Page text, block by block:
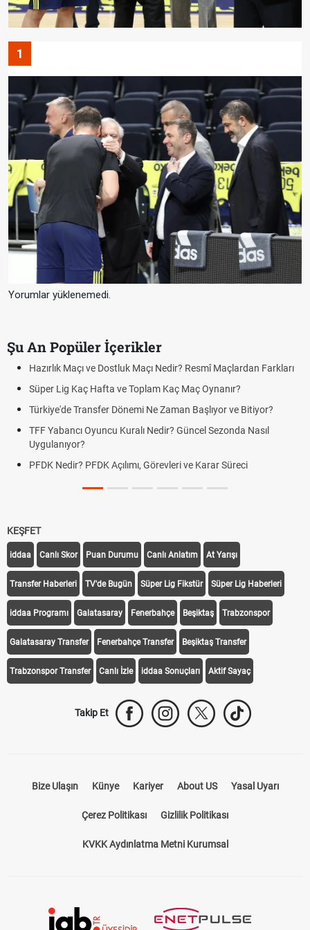
1
Yorumlar yüklenemedi.
Şu An Popüler İçerikler
Nedir? Resmî Maçlardan Farkları
Kaç Maç Oynanır?
Zaman Başlıyor ve Bitiyor?
Güncel Sezonda Nasıl
ve Karar Süreci
Puan Durumunda AG, OM ve
Skor Ne Demek? Sporda Skor
Futbol Nasıl Oynanır? Temel
Deplasman Golü Kuralı
DGS Sonuçları Ne Zaman
KEŞFET
iddaa Canlı Skor Puan Durumu Canlı Anlatım At Yarışı
Transfer Haberleri TV'de Bugün Süper Lig Fikstür Süper Lig Haberleri
iddaa Programı Galatasaray Fenerbahçe Beşiktaş Trabzonspor
Galatasaray Transfer Fenerbahçe Transfer Beşiktaş Transfer
Trabzonspor Transfer Canlı İzle iddaa Sonuçları Aktif Sayaç